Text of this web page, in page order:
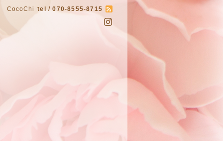
CocoChi tel / 070-8555-8715